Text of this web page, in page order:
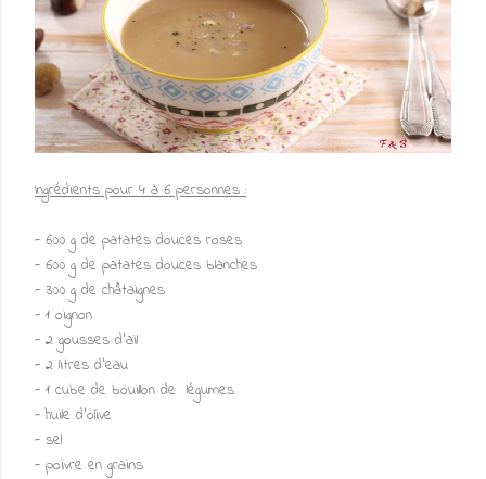
Ingrédients pour 4 à 6 personnes :
- 600 g de patates douces roses
- 600 g de patates douces blanches
- 300 g de châtaignes
- 1 oignon
- 2 gousses d'ail
- 2 litres d'eau
- 1 cube de bouillon de légumes
- huile d'olive
- sel
- poivre en grains